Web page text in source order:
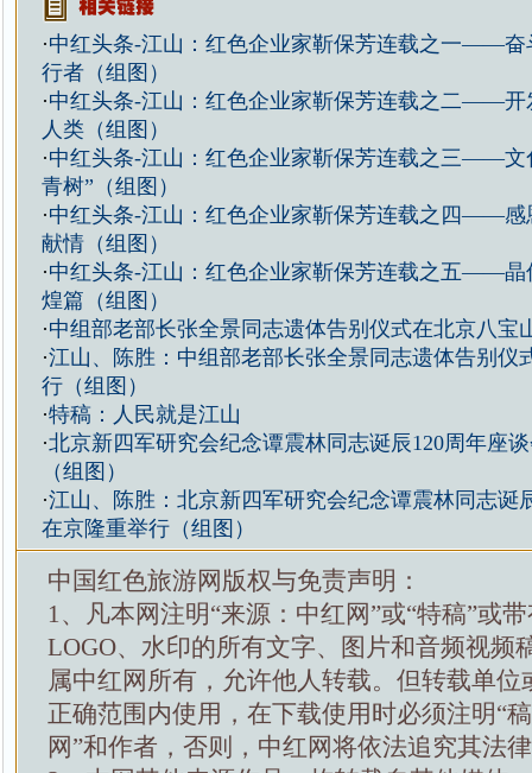
·中红头条-江山：红色企业家靳保芳连载之一——奋
行者（组图）
·中红头条-江山：红色企业家靳保芳连载之二——开
人类（组图）
·中红头条-江山：红色企业家靳保芳连载之三——文
青树”（组图）
·中红头条-江山：红色企业家靳保芳连载之四——感
献情（组图）
·中红头条-江山：红色企业家靳保芳连载之五——晶
煌篇（组图）
·中组部老部长张全景同志遗体告别仪式在北京八宝
·江山、陈胜：中组部老部长张全景同志遗体告别仪
行（组图）
·特稿：人民就是江山
·北京新四军研究会纪念谭震林同志诞辰120周年座
（组图）
·江山、陈胜：北京新四军研究会纪念谭震林同志诞
在京隆重举行（组图）
中国红色旅游网版权与免责声明：
1、凡本网注明“来源：中红网”或“特稿”或
LOGO、水印的所有文字、图片和音频视频
属中红网所有，允许他人转载。但转载单位
正确范围内使用，在下载使用时必须注明“
网”和作者，否则，中红网将依法追究其法